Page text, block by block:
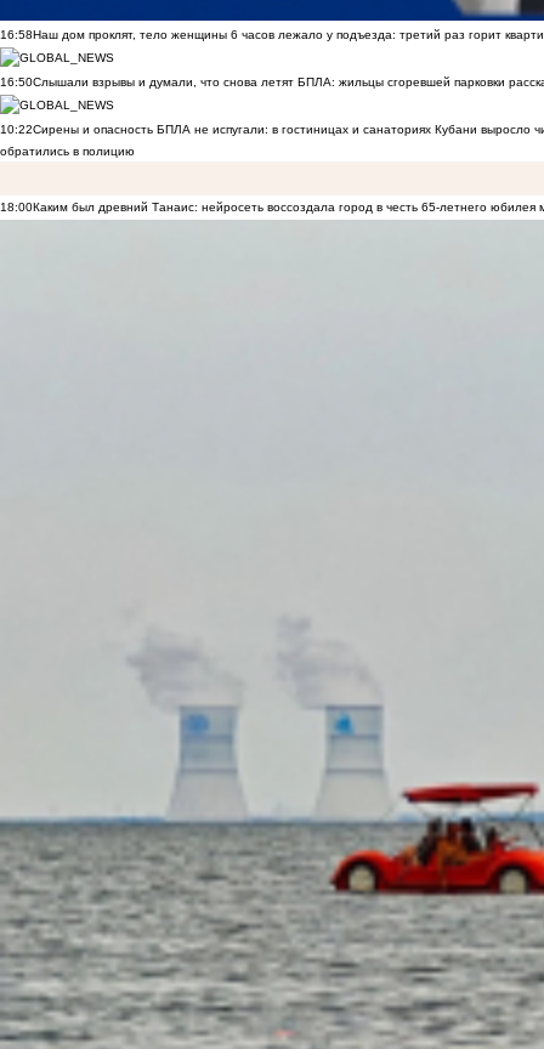
16:58Наш дом проклят, тело женщины 6 часов лежало у подъезда: третий раз горит
16:50Слышали взрывы и думали, что снова летят БПЛА: жильцы сгоревшей парковки
10:22Сирены и опасность БПЛА не испугали: в гостиницах и санаториях Кубани выросло
обратились в полицию
18:00Каким был древний Танаис: нейросеть воссоздала город в честь 65-летнего юбилея